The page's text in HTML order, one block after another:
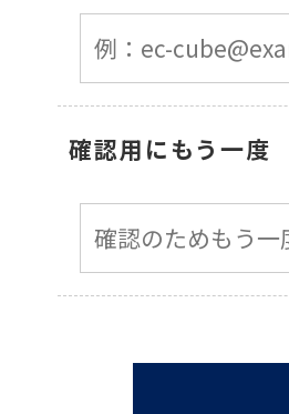
確認用にもう一度